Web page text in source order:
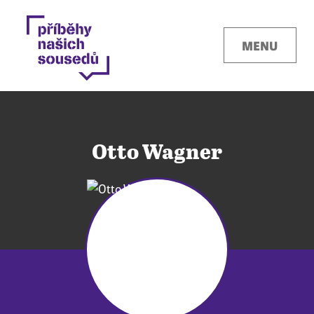
MENU
Otto Wagner